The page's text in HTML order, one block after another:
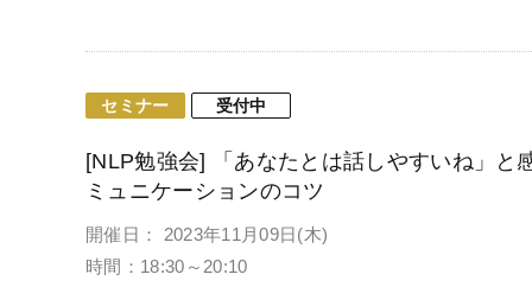
セミナー 受付中
[NLP勉強会] 「あなたとは話しやすいね」と
ミュニケーションのコツ
開催日： 2023年11月09日(木)
時間：18:30～20:10